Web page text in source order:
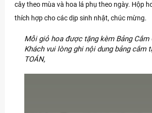
cây theo mùa và hoa lá phụ theo ngày. Hộp
thích hợp cho các dịp sinh nhật, chúc mừng.
Mỗi giỏ hoa được tặng kèm Bảng Cắm
Khách vui lòng ghi nội dung bảng cắm
TOÁN,